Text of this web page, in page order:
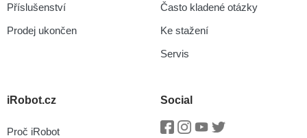
Příslušenství
Prodej ukončen
Často kladené otázky
Ke stažení
Servis
iRobot.cz
Proč iRobot
Social
Facebook
Instagram
Youtube